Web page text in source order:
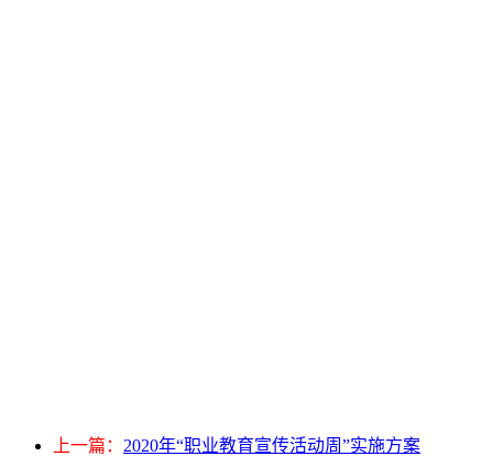
上一篇： 2020年“职业教育宣传活动周”实施方案